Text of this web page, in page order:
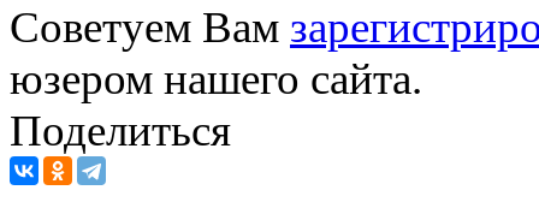
Советуем Вам
юзером нашего сайта.
Поделиться